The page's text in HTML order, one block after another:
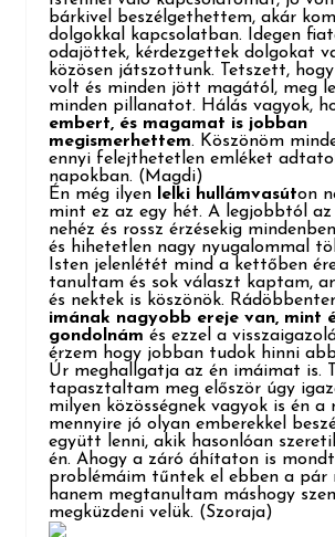
bárkivel beszélgethettem, akár
dolgokkal kapcsolatban. Idegen
odajöttek, kérdezgettek dolgokat
közösen játszottunk. Tetszett,
volt és minden jött magától, meg
minden pillanatot. Hálás vagyok,
embert, és magamat is jobban
megismerhettem. Köszönöm
ennyi felejthetetlen emléket
napokban. (Magdi)
Én még ilyen
lelki hullámvasúton
mint ez az egy hét. A legjobbtól az
nehéz és rossz érzésekig
és hihetetlen nagy nyugalommal
Isten jelenlétét mind a kettőben
tanultam és sok választ kaptam,
és nektek is köszönök.
imának nagyobb ereje van, mint
gondolnám és ezzel a
érzem hogy jobban tudok hinni
Úr meghallgatja az én imáimat is.
tapasztaltam meg először úgy
milyen közösségnek vagyok is én a
mennyire jó olyan emberekkel
együtt lenni, akik hasonlóan
én. Ahogy a záró áhítaton is
problémáim tűntek el ebben a pár
hanem megtanultam máshogy
megküzdeni velük. (Szoraja)